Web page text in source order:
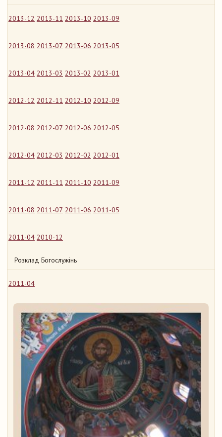
2013-12 2013-11 2013-10 2013-09
2013-08 2013-07 2013-06 2013-05
2013-04 2013-03 2013-02 2013-01
2012-12 2012-11 2012-10 2012-09
2012-08 2012-07 2012-06 2012-05
2012-04 2012-03 2012-02 2012-01
2011-12 2011-11 2011-10 2011-09
2011-08 2011-07 2011-06 2011-05
2011-04 2010-12
Розклад Богослужінь
2011-04